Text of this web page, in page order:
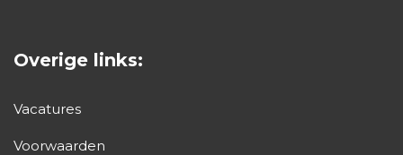
Overige links:
Vacatures
Voorwaarden